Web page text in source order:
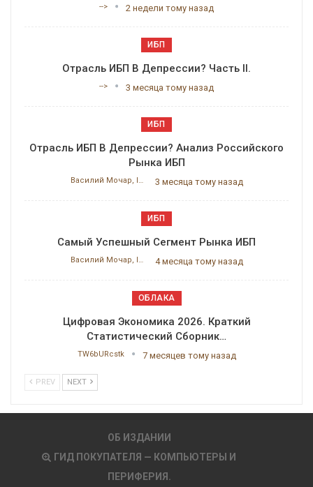
--> 2 недели тому назад
ИБП
Отрасль ИБП В Депрессии? Часть II.
--> 3 месяца тому назад
ИБП
Отрасль ИБП В Депрессии? Анализ Российского
Рынка ИБП
Василий Мочар, ITResearch 3 месяца тому назад
ИБП
Самый Успешный Сегмент Рынка ИБП
Василий Мочар, ITResearch 4 месяца тому назад
ОБЛАКА
Цифровая Экономика 2026. Краткий
Статистический Сборник…
TW6bURcstk 7 месяцев тому назад
PREV NEXT
ОБ ИЗДАНИИ
ГИД ПОКУПАТЕЛЯ — КОМПЬЮТЕРЫ И
ПЕРИФЕРИЯ.